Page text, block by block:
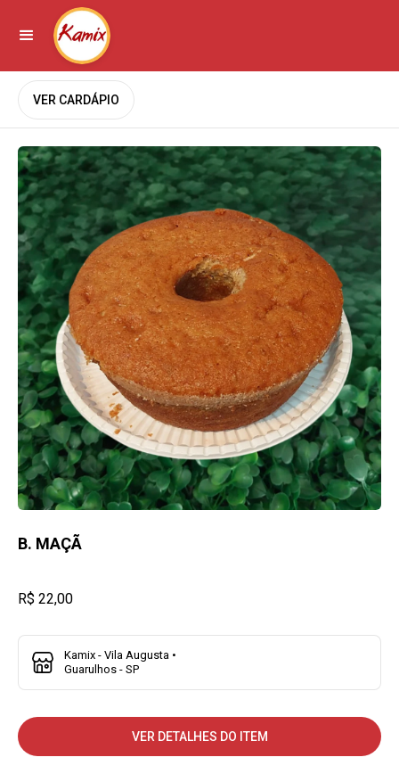
VER CARDÁPIO
B. MAÇÃ
R$ 22,00
Kamix - Vila Augusta •
Guarulhos - SP
VER DETALHES DO ITEM